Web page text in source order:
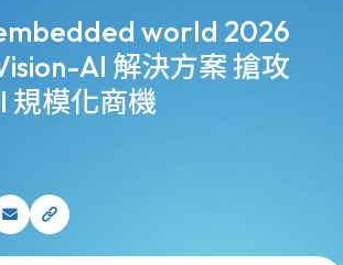
world 2026
AI 解決方案 搶攻
規模化商機